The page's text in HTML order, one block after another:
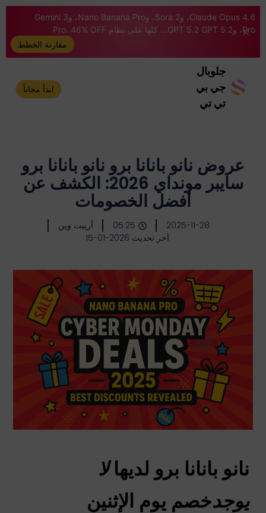
Claude Opus 4.6، وSora 2، وNano Banana Pro، وGemini 3
Pro، وGPT 5.2 GPT 5.2... كلها على نظام Pro. 46% OFF
مقارنة الخطط
جلوبال
جي بي
تي تي
ابدأ مجاناً
عروض نانو بانانا برو نانو بانانا برو
سايبر مونداي 2026: الكشف عن
أفضل الخصومات
2025-11-28
05:25
أرييت وين
آخر تحديث 2026-01-15
نانو بانانا برو لديهالا
يوجدخصم يوم الإثنين